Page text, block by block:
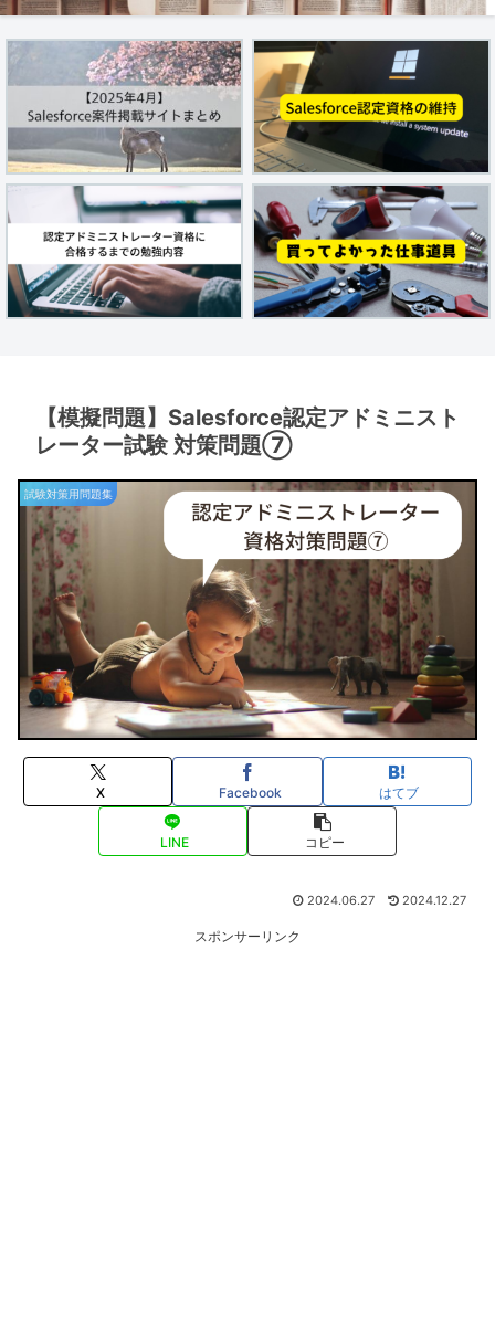
【模擬問題】Salesforce認定アドミニスト
レーター試験 対策問題⑦
試験対策用問題集
X Facebook はてブ
LINE コピー
2024.06.27 2024.12.27
スポンサーリンク